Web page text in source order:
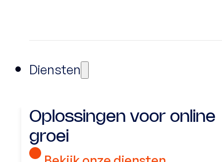
Diensten
Oplossingen voor online
groei